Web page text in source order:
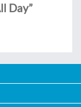
Day”